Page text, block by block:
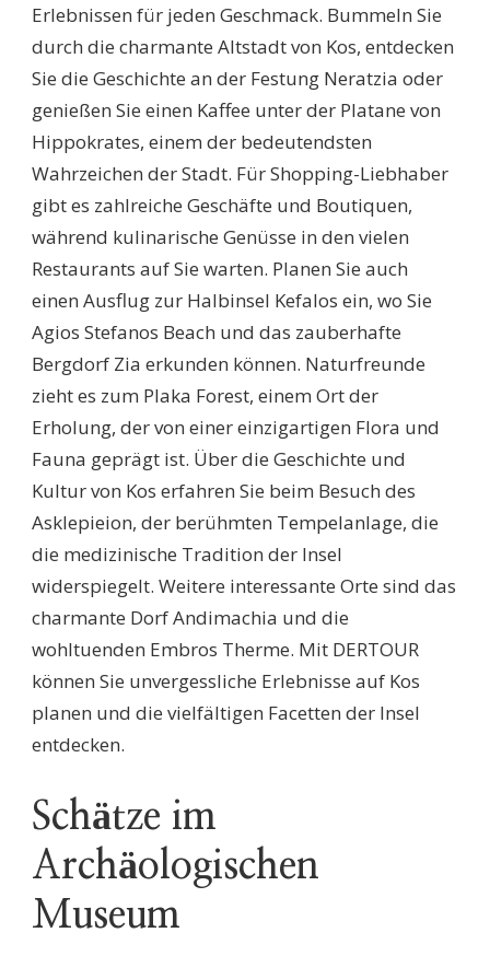
Erlebnissen für jeden Geschmack. Bummeln Sie
durch die charmante Altstadt von Kos, entdecken
Sie die Geschichte an der Festung Neratzia oder
genießen Sie einen Kaffee unter der Platane von
Hippokrates, einem der bedeutendsten
Wahrzeichen der Stadt. Für Shopping-Liebhaber
gibt es zahlreiche Geschäfte und Boutiquen,
während kulinarische Genüsse in den vielen
Restaurants auf Sie warten. Planen Sie auch
einen Ausflug zur Halbinsel Kefalos ein, wo Sie
Agios Stefanos Beach und das zauberhafte
Bergdorf Zia erkunden können. Naturfreunde
zieht es zum Plaka Forest, einem Ort der
Erholung, der von einer einzigartigen Flora und
Fauna geprägt ist. Über die Geschichte und
Kultur von Kos erfahren Sie beim Besuch des
Asklepieion, der berühmten Tempelanlage, die
die medizinische Tradition der Insel
widerspiegelt. Weitere interessante Orte sind das
charmante Dorf Andimachia und die
wohltuenden Embros Therme. Mit DERTOUR
können Sie unvergessliche Erlebnisse auf Kos
planen und die vielfältigen Facetten der Insel
entdecken.
Schätze im
Archäologischen
Museum